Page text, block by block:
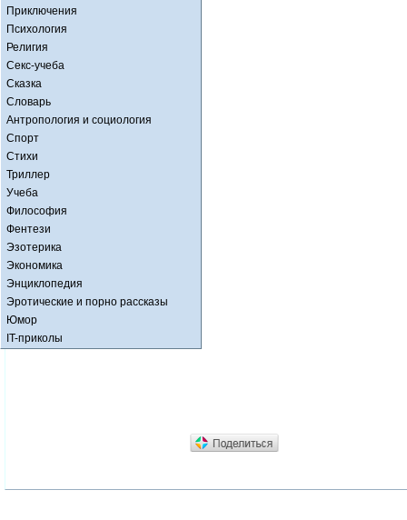
Приключения
Психология
Религия
Секс-учеба
Сказка
Словарь
Антропология и социология
Спорт
Стихи
Триллер
Учеба
Философия
Фентези
Эзотерика
Экономика
Энциклопедия
Эротические и порно рассказы
Юмор
IT-приколы